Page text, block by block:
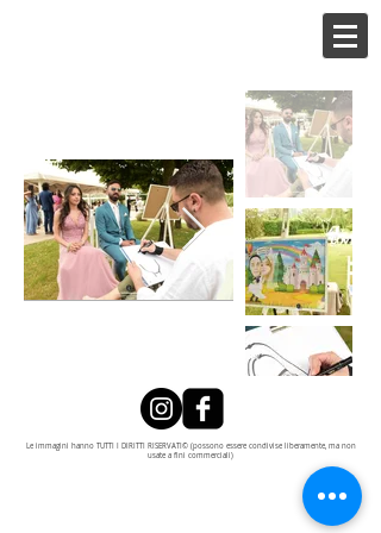
Le immagini hanno TUTTI I DIRITTI RISERVATI© (possono essere condivise liberamente, ma non
usate a fini commerciali)